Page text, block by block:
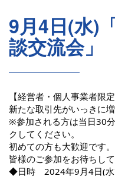
9月4日(水)
談交流会」
【経営者・個人事業者限定
新たな取引先がいっきに
※参加される方は当日30
クしてください。
初めての方も大歓迎です。
皆様のご参加をお待ちして
◆日時 2024年9月4日(水